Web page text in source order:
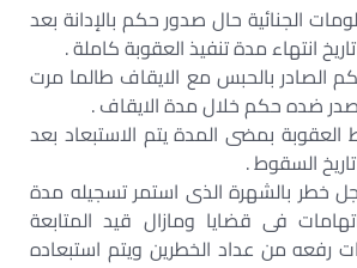
الجنائية حال صدور حكم بالإدانة بعد
الصادر بالحبس مع الايقاف طالما مرت
ضده حكم خلال مدة الايقاف .
بمضى المدة يتم الاستبعاد بعد
خطر بالشهرة الذى استمر تسجيله مدة
فى قضايا ومازال قيد المتابعة
رفعه من عداد الخطرين ويتم استبعاده